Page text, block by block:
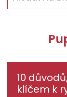
10
klíčem k